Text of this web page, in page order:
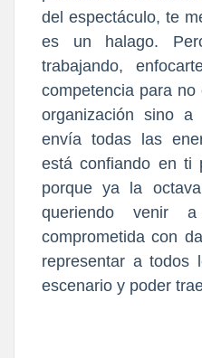
del espectáculo, te
es un halago.
trabajando,
competencia para
organización sino
envía todas las
está confiando en ti
porque ya la
queriendo venir
comprometida con
representar a todos
escenario y poder